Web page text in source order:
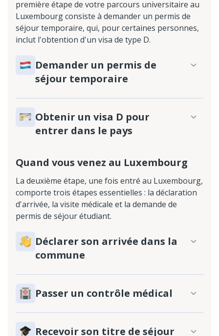
première étape de votre parcours universitaire au
Luxembourg consiste à demander un permis de
séjour temporaire, qui, pour certaines personnes,
inclut l'obtention d'un visa de type D.
Demander un permis de
séjour temporaire
Obtenir un visa D pour
entrer dans le pays
Quand vous venez au Luxembourg
La deuxième étape, une fois entré au Luxembourg,
comporte trois étapes essentielles : la déclaration
d'arrivée, la visite médicale et la demande de
permis de séjour étudiant.
Déclarer son arrivée dans la
commune
Passer un contrôle médical
Recevoir son titre de séjour